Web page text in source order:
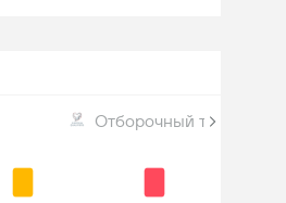
Отборочный турнир